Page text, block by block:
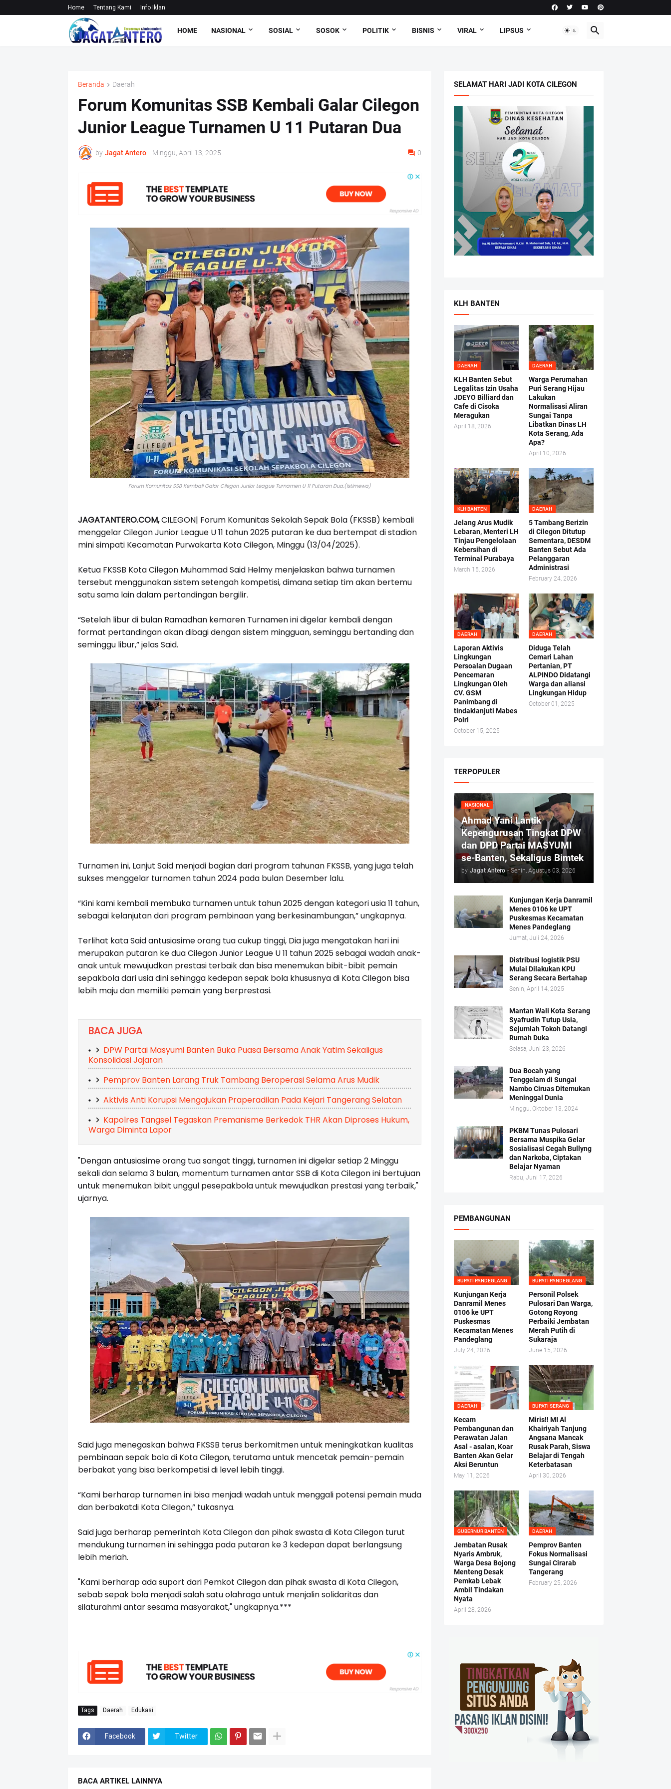
Home Tentang Kami Info Iklan
HOME NASIONAL SOSIAL SOSOK POLITIK BISNIS VIRAL LIPSUS
Beranda Daerah
Forum Komunitas SSB Kembali Galar Cilegon
Junior League Turnamen U 11 Putaran Dua
by Jagat Antero - Minggu, April 13, 2025 0
Forum Komunitas SSB Kembali Galar Cilegon Junior League Turnamen U 11 Putaran Dua.(Istimewa)
JAGATANTERO.COM,CILEGON| Forum Komunitas Sekolah Sepak Bola (FKSSB) kembali
menggelar Cilegon Junior League U 11 tahun 2025 putaran ke dua bertempat di stadion
mini simpati Kecamatan Purwakarta Kota Cilegon, Minggu (13/04/2025).
Ketua FKSSB Kota Cilegon Muhammad Said Helmy menjelaskan bahwa turnamen
tersebut menggunakan sistem setengah kompetisi, dimana setiap tim akan bertemu
satu sama lain dalam pertandingan bergilir.
“Setelah libur di bulan Ramadhan kemaren Turnamen ini digelar kembali dengan
format pertandingan akan dibagi dengan sistem mingguan, seminggu bertanding dan
seminggu libur,” jelas Said.
Turnamen ini, Lanjut Said menjadi bagian dari program tahunan FKSSB, yang juga telah
sukses menggelar turnamen tahun 2024 pada bulan Desember lalu.
“Kini kami kembali membuka turnamen untuk tahun 2025 dengan kategori usia 11 tahun,
sebagai kelanjutan dari program pembinaan yang berkesinambungan,” ungkapnya.
Terlihat kata Said antusiasime orang tua cukup tinggi, Dia juga mengatakan hari ini
merupakan putaran ke dua Cilegon Junior League U 11 tahun 2025 sebagai wadah anak-
anak untuk mewujudkan prestasi terbaik dan bisa menemukan bibit-bibit pemain
sepakbola dari usia dini sehingga kedepan sepak bola khususnya di Kota Cilegon bisa
lebih maju dan memiliki pemain yang berprestasi.
BACA JUGA
DPW Partai Masyumi Banten Buka Puasa Bersama Anak Yatim Sekaligus
Konsolidasi Jajaran
Pemprov Banten Larang Truk Tambang Beroperasi Selama Arus Mudik
Aktivis Anti Korupsi Mengajukan Praperadilan Pada Kejari Tangerang Selatan
Kapolres Tangsel Tegaskan Premanisme Berkedok THR Akan Diproses Hukum,
Warga Diminta Lapor
"Dengan antusiasime orang tua sangat tinggi, turnamen ini digelar setiap 2 Minggu
sekali dan selama 3 bulan, momentum turnamen antar SSB di Kota Cilegon ini bertujuan
untuk menemukan bibit unggul pesepakbola untuk mewujudkan prestasi yang terbaik,"
ujarnya.
Said juga menegaskan bahwa FKSSB terus berkomitmen untuk meningkatkan kualitas
pembinaan sepak bola di Kota Cilegon, terutama untuk mencetak pemain-pemain
berbakat yang bisa berkompetisi di level lebih tinggi.
“Kami berharap turnamen ini bisa menjadi wadah untuk menggali potensi pemain muda
dan berbakatdi Kota Cilegon,” tukasnya.
Said juga berharap pemerintah Kota Cilegon dan pihak swasta di Kota Cilegon turut
mendukung turnamen ini sehingga pada putaran ke 3 kedepan dapat berlangsung
lebih meriah.
"Kami berharap ada suport dari Pemkot Cilegon dan pihak swasta di Kota Cilegon,
sebab sepak bola menjadi salah satu olahraga untuk menjalin solidaritas dan
silaturahmi antar sesama masyarakat," ungkapnya.***
Tags Daerah Edukasi
Facebook Twitter
BACA ARTIKEL LAINNYA
SELAMAT HARI JADI KOTA CILEGON
KLH BANTEN
DAERAH
KLH Banten Sebut
Legalitas Izin Usaha
JDEYO Billiard dan
Cafe di Cisoka
Meragukan
April 18, 2026
DAERAH
Warga Perumahan
Puri Serang Hijau
Lakukan
Normalisasi Aliran
Sungai Tanpa
Libatkan Dinas LH
Kota Serang, Ada
Apa?
April 10, 2026
KLH BANTEN
Jelang Arus Mudik
Lebaran, Menteri LH
Tinjau Pengelolaan
Kebersihan di
Terminal Purabaya
March 15, 2026
DAERAH
5 Tambang Berizin
di Cilegon Ditutup
Sementara, DESDM
Banten Sebut Ada
Pelanggaran
Administrasi
February 24, 2026
DAERAH
Laporan Aktivis
Lingkungan
Persoalan Dugaan
Pencemaran
Lingkungan Oleh
CV. GSM
Panimbang di
tindaklanjuti Mabes
Polri
October 15, 2025
DAERAH
Diduga Telah
Cemari Lahan
Pertanian, PT
ALPINDO Didatangi
Warga dan aliansi
Lingkungan Hidup
October 01, 2025
TERPOPULER
NASIONAL
Ahmad Yani Lantik
Kepengurusan Tingkat DPW
dan DPD Partai MASYUMI
se-Banten, Sekaligus Bimtek
by Jagat Antero - Senin, Agustus 03, 2026
Kunjungan Kerja Danramil
Menes 0106 ke UPT
Puskesmas Kecamatan
Menes Pandeglang
Jumat, Juli 24, 2026
Distribusi logistik PSU
Mulai Dilakukan KPU
Serang Secara Bertahap
Senin, April 14, 2025
Mantan Wali Kota Serang
Syafrudin Tutup Usia,
Sejumlah Tokoh Datangi
Rumah Duka
Selasa, Juni 23, 2026
Dua Bocah yang
Tenggelam di Sungai
Nambo Ciruas Ditemukan
Meninggal Dunia
Minggu, Oktober 13, 2024
PKBM Tunas Pulosari
Bersama Muspika Gelar
Sosialisasi Cegah Bullyng
dan Narkoba, Ciptakan
Belajar Nyaman
Rabu, Juni 17, 2026
PEMBANGUNAN
BUPATI PANDEGLANG
Kunjungan Kerja
Danramil Menes
0106 ke UPT
Puskesmas
Kecamatan Menes
Pandeglang
July 24, 2026
BUPATI PANDEGLANG
Personil Polsek
Pulosari Dan Warga,
Gotong Royong
Perbaiki Jembatan
Merah Putih di
Sukaraja
June 15, 2026
DAERAH
Kecam
Pembangunan dan
Perawatan Jalan
Asal - asalan, Koar
Banten Akan Gelar
Aksi Beruntun
May 11, 2026
BUPATI SERANG
Miris!! MI Al
Khairiyah Tanjung
Angsana Mancak
Rusak Parah, Siswa
Belajar di Tengah
Keterbatasan
April 30, 2026
GUBERNUR BANTEN
Jembatan Rusak
Nyaris Ambruk,
Warga Desa Bojong
Menteng Desak
Pemkab Lebak
Ambil Tindakan
Nyata
April 28, 2026
DAERAH
Pemprov Banten
Fokus Normalisasi
Sungai Cirarab
Tangerang
February 25, 2026